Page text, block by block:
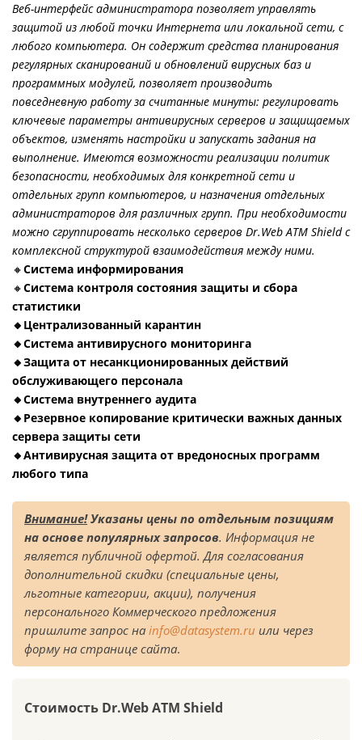
Веб-интерфейс администратора позволяет управлять
защитой из любой точки Интернета или локальной сети, с
любого компьютера. Он содержит средства планирования
регулярных сканирований и обновлений вирусных баз и
программных модулей, позволяет производить
повседневную работу за считанные минуты: регулировать
ключевые параметры антивирусных серверов и защищаемых
объектов, изменять настройки и запускать задания на
выполнение. Имеются возможности реализации политик
безопасности, необходимых для конкретной сети и
отдельных групп компьютеров, и назначения отдельных
администраторов для различных групп. При необходимости
можно сгруппировать несколько серверов Dr.Web ATM Shield с
комплексной структурой взаимодействия между ними.
🔸Система информирования
🔸Система контроля состояния защиты и сбора
статистики
🔸Централизованный карантин
🔸Система антивирусного мониторинга
🔸Защита от несанкционированных действий
обслуживающего персонала
🔸Система внутреннего аудита
🔸Резервное копирование критически важных данных
сервера защиты сети
🔸Антивирусная защита от вредоносных программ
любого типа
Внимание! Указаны цены по отдельным позициям
на основе популярных запросов. Информация не
является публичной офертой.Для согласования
дополнительной скидки (специальные цены,
льготные категории, акции), получения
персонального Коммерческого предложения
пришлите запрос на info@datasystem.ru или через
форму на странице сайта.
Стоимость Dr.Web ATM Shield